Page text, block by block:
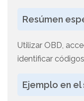
Resúmen
Utilizar OBD,
identificar
Ejemplo en